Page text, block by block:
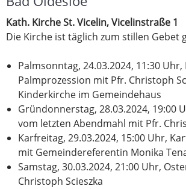
Kath. Kirche St. Vicelin, Vicelinstraße 1
Die Kirche ist täglich zum stillen Gebet
Palmsonntag, 24.03.2024, 11:30
Palmprozession mit Pfr. Christoph
Kinderkirche im Gemeindehaus
Gründonnerstag, 28.03.2024, 19:00
vom letzten Abendmahl mit Pfr.
Karfreitag, 29.03.2024, 15:00 Uhr,
mit Gemeindereferentin Monika
Samstag, 30.03.2024, 21:00 Uhr,
Christoph Scieszka